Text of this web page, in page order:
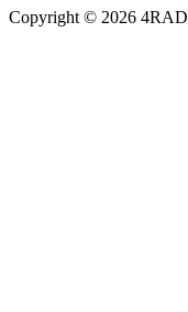
Copyright © 2026 4RAD